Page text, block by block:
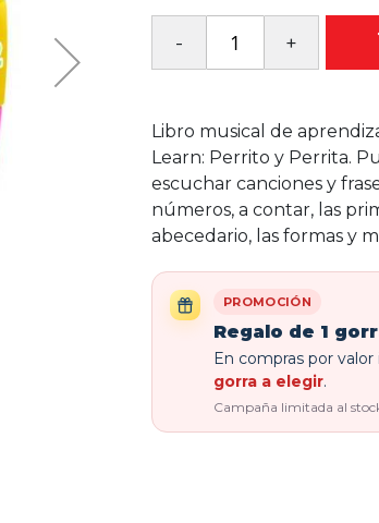
Libro musical de
Learn: Perrito y Perrita.
escuchar canciones y
números, a contar, las
abecedario, las formas y
PROMOCIÓN
Regalo de 1
En compras por
gorra a elegir.
Campaña limitada al